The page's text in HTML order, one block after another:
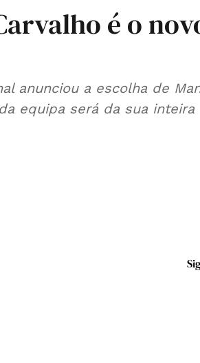
é o
anunciou a escolha de
equipa será da sua inteira